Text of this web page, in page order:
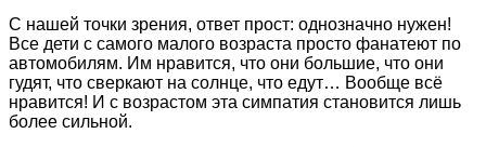
С нашей точки зрения, ответ прост: однозначно нужен!
Все дети с самого малого возраста просто фанатеют по
автомобилям. Им нравится, что они большие, что они
гудят, что сверкают на солнце, что едут… Вообще всё
нравится! И с возрастом эта симпатия становится лишь
более сильной.